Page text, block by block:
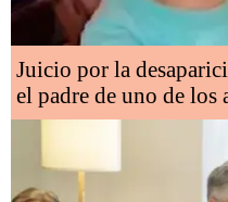
Juicio por la
el padre de uno de los